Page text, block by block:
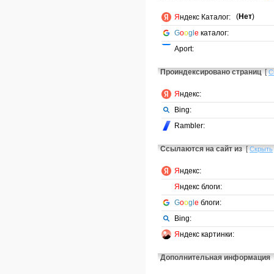
Яндекс Каталог: (Нет)
Google каталог:
Aport:
Проиндексировано страниц [
Яндекс:
Bing:
Rambler:
Ссылаются на сайт из [Скрыть
Яндекс:
Яндекс блоги:
Google блоги:
Bing:
Яндекс картинки:
Дополнительная информация